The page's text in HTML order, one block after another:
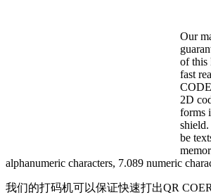
Our
of this
fast
2D
forms
be
alphanumeric characters, 7.089 numeric
我们的打码机可以保证快速打出QR